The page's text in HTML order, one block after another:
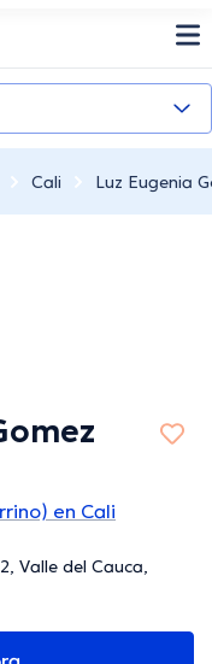
Cali Luz Eugenia
en Cali
Valle del Cauca,